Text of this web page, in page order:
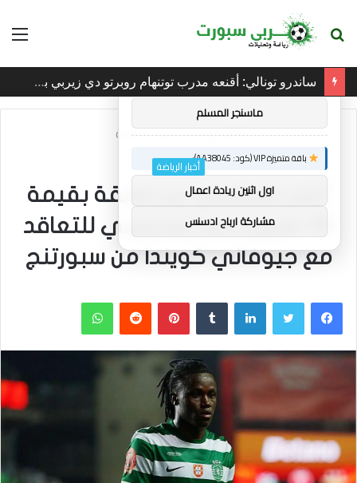
بحث
ساندرو تونالي: أقنعه مدرب توتنهام روبرتو دي زيربي بسرعة بالتوقيع
الرئيسية/أخبار الرياضة
أخبار الرياضة
أعلن تشيلسي عن صفقة بقيمة
40 مليون جنيه إسترليني للتعاقد
مع جيوفاني كويندا من سبورتنج
فيسبوكتويتر لينكدإن بينتيريست واتساب
توصيات :
باقة متميزة VIP (كود: AA26790):
ماسنجر المسلم
باقة متميزة VIP (كود: AA38045):
اول اثنين ريادة اعمال
مشاركة ارباح ادسنس